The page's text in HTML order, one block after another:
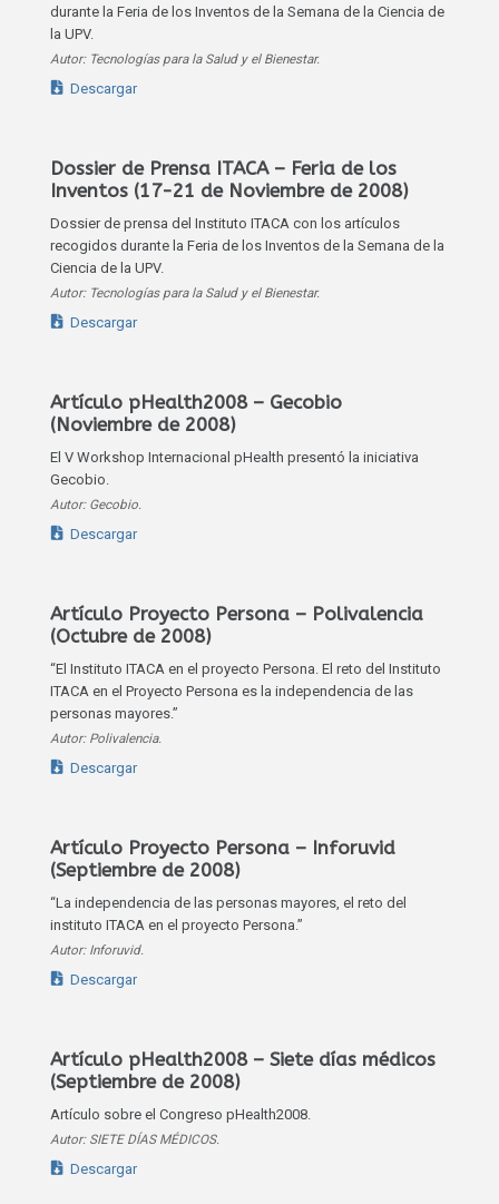
durante la Feria de los Inventos de la Semana de la Ciencia de
la UPV.
Autor: Tecnologías para la Salud y el Bienestar.
Descargar
Dossier de Prensa ITACA – Feria de los
Inventos (17-21 de Noviembre de 2008)
Dossier de prensa del Instituto ITACA con los artículos
recogidos durante la Feria de los Inventos de la Semana de la
Ciencia de la UPV.
Autor: Tecnologías para la Salud y el Bienestar.
Descargar
Artículo pHealth2008 – Gecobio
(Noviembre de 2008)
El V Workshop Internacional pHealth presentó la iniciativa
Gecobio.
Autor: Gecobio.
Descargar
Artículo Proyecto Persona – Polivalencia
(Octubre de 2008)
“El Instituto ITACA en el proyecto Persona. El reto del Instituto
ITACA en el Proyecto Persona es la independencia de las
personas mayores.”
Autor: Polivalencia.
Descargar
Artículo Proyecto Persona – Inforuvid
(Septiembre de 2008)
“La independencia de las personas mayores, el reto del
instituto ITACA en el proyecto Persona.”
Autor: Inforuvid.
Descargar
Artículo pHealth2008 – Siete días médicos
(Septiembre de 2008)
Artículo sobre el Congreso pHealth2008.
Autor: SIETE DÍAS MÉDICOS.
Descargar